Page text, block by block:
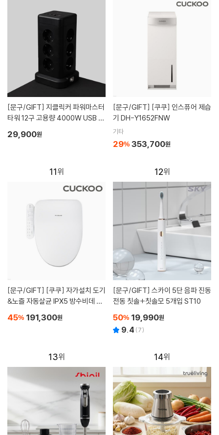
[문구/GIFT]
타워 12구 고용량 4000W USB 출
29,900원
[문구/GIFT]
기 DH-Y1652FNW
기타
29% 353,700원
11
[문구/GIFT]
&노즐 자동살균 IPX5 방수비데 CB
45% 191,300원
12
[문구/GIFT]
전동 칫솔+칫솔모 5개입 ST10
50% 19,990원
9.4 (7)
13 14